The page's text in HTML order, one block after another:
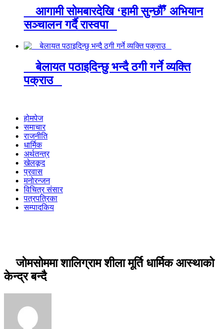
आगामी सोमबारदेखि ‘हामी सुन्छौँ’ अभियान
सञ्चालन गर्दै रास्वपा
बेलायत पठाइदिन्छु भन्दै ठगी गर्ने व्यक्ति
पक्राउ
होमपेज
समाचार
राजनीति
धार्मिक
अर्थतन्त्र
खेलकूद
प्रवास
मनोरन्जन
विचित्र संसार
पत्रपत्रिका
सम्पादकिय
जोमसोममा शालिग्राम शीला मूर्ति धार्मिक आस्थाको
केन्द्र बन्दै